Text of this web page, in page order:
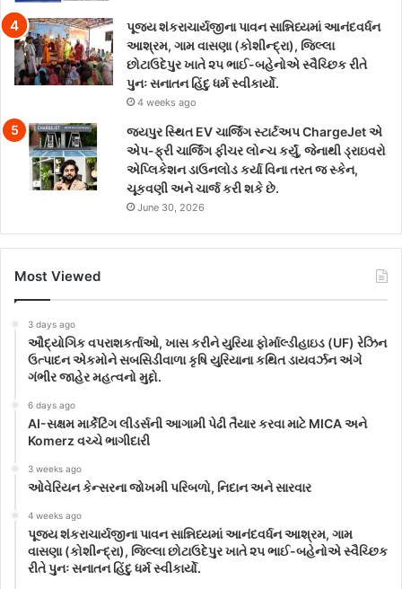
પૂજ્ય શંકરાચાર્યજીના પાવન સાન્નિધ્યમાં આનંદવર્ધન
આશ્રમ, ગામ વાસણા (કોશીન્દ્રા), જિલ્લા
છોટાઉદેપુર ખાતે ૨૫ ભાઈ-બહેનોએ સ્વૈચ્છિક રીતે
પુનઃ સનાતન હિંદુ ધર્મ સ્વીકાર્યો.
4 weeks ago
જયપુર સ્થિત EV ચાર્જિંગ સ્ટાર્ટઅપ ChargeJet એ
એપ-ફ્રી ચાર્જિંગ ફીચર લોન્ચ કર્યું, જેનાથી ડ્રાઇવરો
એપ્લિકેશન ડાઉનલોડ કર્યા વિના તરત જ સ્કેન,
ચૂકવણી અને ચાર્જ કરી શકે છે.
June 30, 2026
Most Viewed
3 days ago
ઔદ્યોગિક વપરાશકર્તાઓ, ખાસ કરીને યુરિયા ફોર્માલ્ડીહાઇડ (UF) રેઝિન
ઉત્પાદન એકમોને સબસિડીવાળા કૃષિ યુરિયાના કથિત ડાયવર્ઝન અંગે
ગંભીર જાહેર મહત્વનો મુદ્દો.
6 days ago
AI-સક્ષમ માર્કેટિંગ લીડર્સની આગામી પેઢી તૈયાર કરવા માટે MICA અને
Komerz વચ્ચે ભાગીદારી
3 weeks ago
ઓવેરિયન કેન્સરના જોખમી પરિબળો, નિદાન અને સારવાર
4 weeks ago
પૂજ્ય શંકરાચાર્યજીના પાવન સાન્નિધ્યમાં આનંદવર્ધન આશ્રમ, ગામ
વાસણા (કોશીન્દ્રા), જિલ્લા છોટાઉદેપુર ખાતે ૨૫ ભાઈ-બહેનોએ સ્વૈચ્છિક
રીતે પુનઃ સનાતન હિંદુ ધર્મ સ્વીકાર્યો.